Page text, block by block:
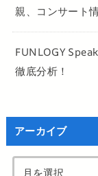
親、コンサート
FUNLOGY
徹底分析！
アーカイブ